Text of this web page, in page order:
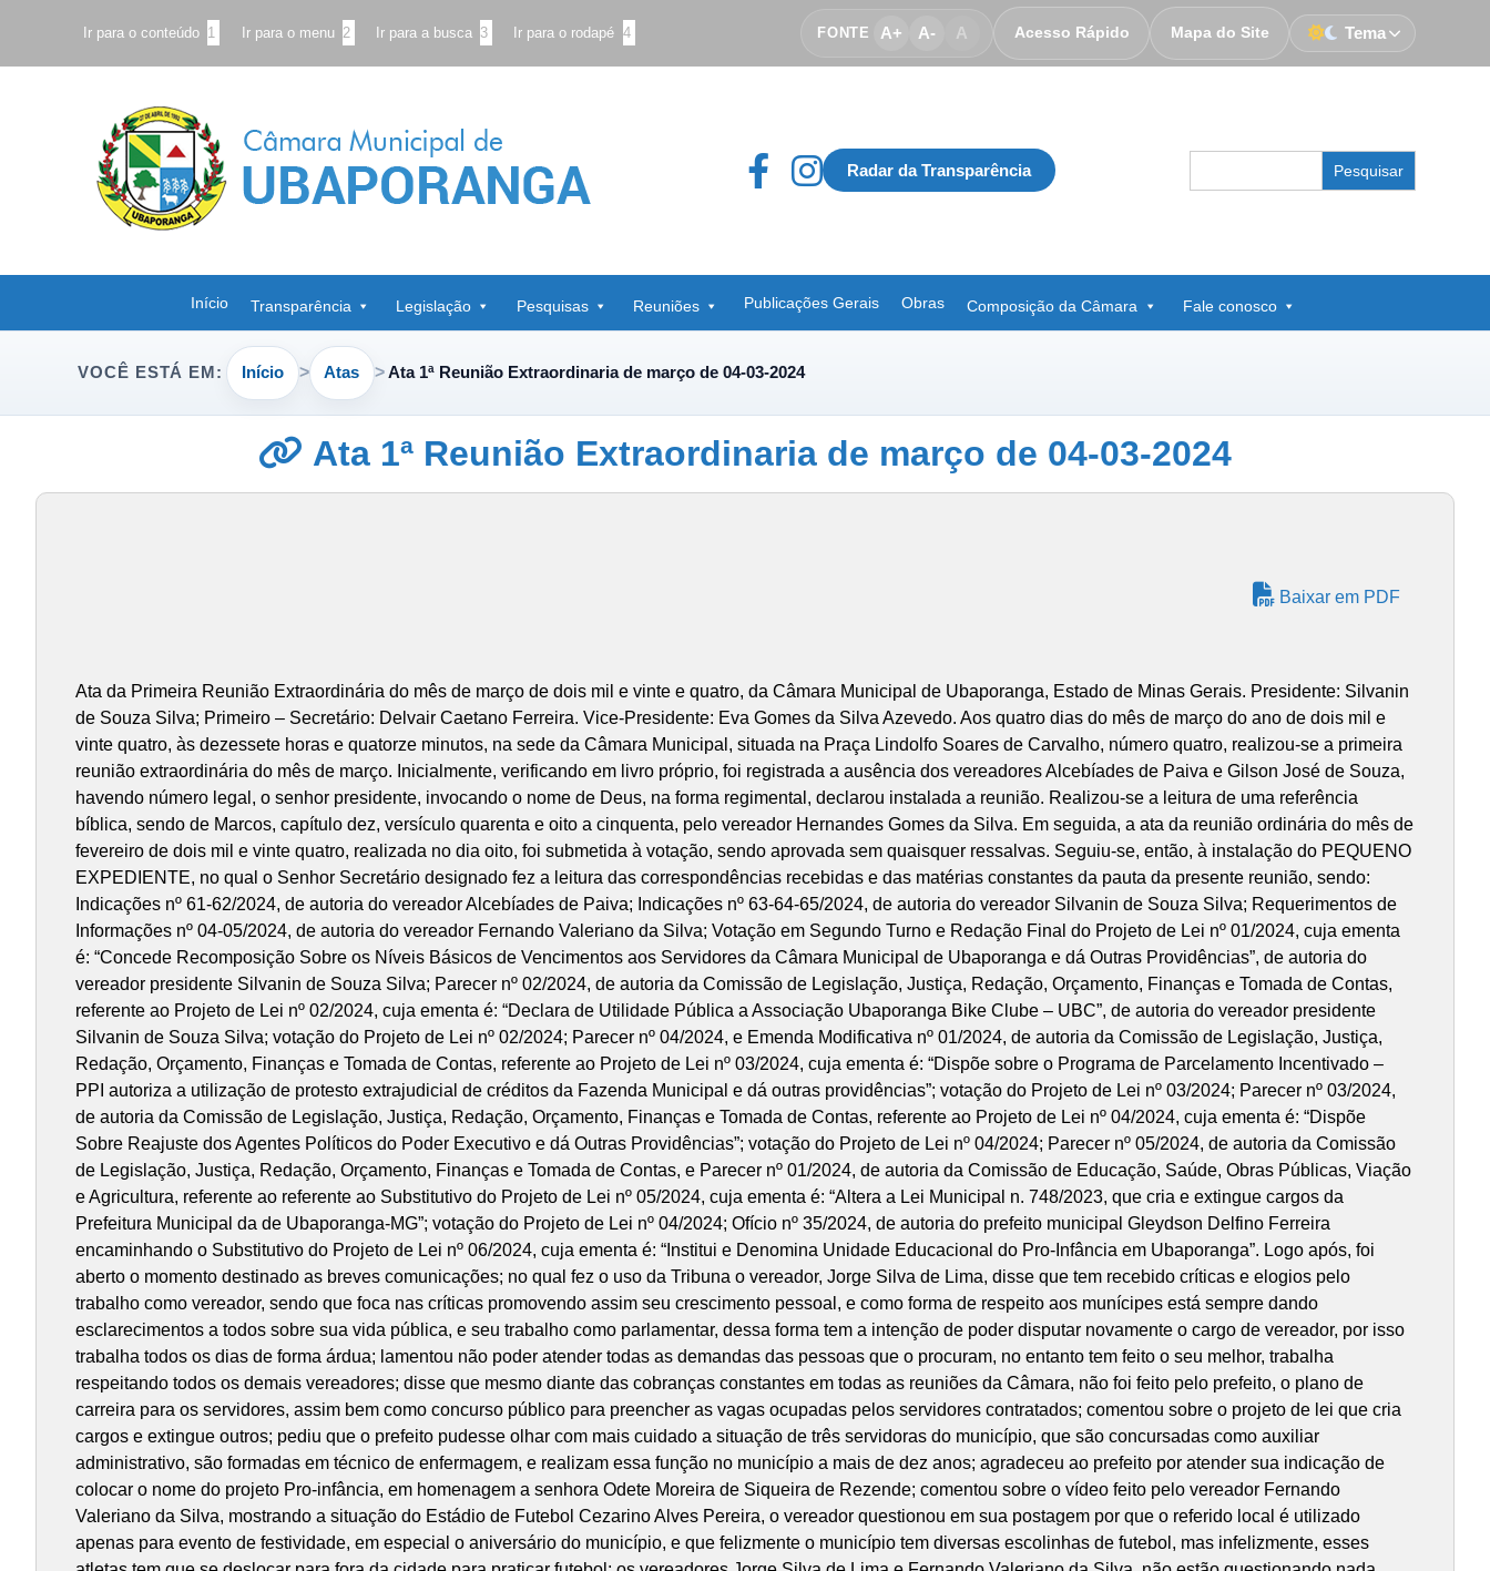
Ir para o conteúdo 1 Ir para o menu 2 Ir para a busca 3 Ir para o rodapé 4 FONTE A+ A- A Acesso Rápido Mapa do Site Tema
Radar da Transparência
for:
Início Transparência Legislação Pesquisas Reuniões Publicações Gerais Obras Composição da Câmara Fale conosco
VOCÊ ESTÁ EM: Início Atas Ata 1ª Reunião Extraordinaria de março de 04-03-2024
Ata 1ª Reunião Extraordinaria de março de 04-03-2024
Baixar em PDF
Ata da Primeira Reunião Extraordinária do mês de março de dois mil e vinte e quatro, da Câmara Municipal de Ubaporanga, Estado de Minas Gerais. Presidente: Silvanin de Souza Silva; Primeiro – Secretário: Delvair Caetano Ferreira. Vice-Presidente: Eva Gomes da Silva Azevedo. Aos quatro dias do mês de março do ano de dois mil e vinte quatro, às dezessete horas e quatorze minutos, na sede da Câmara Municipal, situada na Praça Lindolfo Soares de Carvalho, número quatro, realizou-se a primeira reunião extraordinária do mês de março. Inicialmente, verificando em livro próprio, foi registrada a ausência dos vereadores Alcebíades de Paiva e Gilson José de Souza, havendo número legal, o senhor presidente, invocando o nome de Deus, na forma regimental, declarou instalada a reunião. Realizou-se a leitura de uma referência bíblica, sendo de Marcos, capítulo dez, versículo quarenta e oito a cinquenta, pelo vereador Hernandes Gomes da Silva. Em seguida, a ata da reunião ordinária do mês de fevereiro de dois mil e vinte quatro, realizada no dia oito, foi submetida à votação, sendo aprovada sem quaisquer ressalvas. Seguiu-se, então, à instalação do PEQUENO EXPEDIENTE, no qual o Senhor Secretário designado fez a leitura das correspondências recebidas e das matérias constantes da pauta da presente reunião, sendo: Indicações nº 61-62/2024, de autoria do vereador Alcebíades de Paiva; Indicações nº 63-64-65/2024, de autoria do vereador Silvanin de Souza Silva; Requerimentos de Informações nº 04-05/2024, de autoria do vereador Fernando Valeriano da Silva; Votação em Segundo Turno e Redação Final do Projeto de Lei nº 01/2024, cuja ementa é: “Concede Recomposição Sobre os Níveis Básicos de Vencimentos aos Servidores da Câmara Municipal de Ubaporanga e dá Outras Providências”, de autoria do vereador presidente Silvanin de Souza Silva; Parecer nº 02/2024, de autoria da Comissão de Legislação, Justiça, Redação, Orçamento, Finanças e Tomada de Contas, referente ao Projeto de Lei nº 02/2024, cuja ementa é: “Declara de Utilidade Pública a Associação Ubaporanga Bike Clube – UBC”, de autoria do vereador presidente Silvanin de Souza Silva; votação do Projeto de Lei nº 02/2024; Parecer nº 04/2024, e Emenda Modificativa nº 01/2024, de autoria da Comissão de Legislação, Justiça, Redação, Orçamento, Finanças e Tomada de Contas, referente ao Projeto de Lei nº 03/2024, cuja ementa é: “Dispõe sobre o Programa de Parcelamento Incentivado – PPI autoriza a utilização de protesto extrajudicial de créditos da Fazenda Municipal e dá outras providências”; votação do Projeto de Lei nº 03/2024; Parecer nº 03/2024, de autoria da Comissão de Legislação, Justiça, Redação, Orçamento, Finanças e Tomada de Contas, referente ao Projeto de Lei nº 04/2024, cuja ementa é: “Dispõe Sobre Reajuste dos Agentes Políticos do Poder Executivo e dá Outras Providências”; votação do Projeto de Lei nº 04/2024; Parecer nº 05/2024, de autoria da Comissão de Legislação, Justiça, Redação, Orçamento, Finanças e Tomada de Contas, e Parecer nº 01/2024, de autoria da Comissão de Educação, Saúde, Obras Públicas, Viação e Agricultura, referente ao referente ao Substitutivo do Projeto de Lei nº 05/2024, cuja ementa é: “Altera a Lei Municipal n. 748/2023, que cria e extingue cargos da Prefeitura Municipal da de Ubaporanga-MG”; votação do Projeto de Lei nº 04/2024; Ofício nº 35/2024, de autoria do prefeito municipal Gleydson Delfino Ferreira encaminhando o Substitutivo do Projeto de Lei nº 06/2024, cuja ementa é: “Institui e Denomina Unidade Educacional do Pro-Infância em Ubaporanga”. Logo após, foi aberto o momento destinado as breves comunicações; no qual fez o uso da Tribuna o vereador, Jorge Silva de Lima, disse que tem recebido críticas e elogios pelo trabalho como vereador, sendo que foca nas críticas promovendo assim seu crescimento pessoal, e como forma de respeito aos munícipes está sempre dando esclarecimentos a todos sobre sua vida pública, e seu trabalho como parlamentar, dessa forma tem a intenção de poder disputar novamente o cargo de vereador, por isso trabalha todos os dias de forma árdua; lamentou não poder atender todas as demandas das pessoas que o procuram, no entanto tem feito o seu melhor, trabalha respeitando todos os demais vereadores; disse que mesmo diante das cobranças constantes em todas as reuniões da Câmara, não foi feito pelo prefeito, o plano de carreira para os servidores, assim bem como concurso público para preencher as vagas ocupadas pelos servidores contratados; comentou sobre o projeto de lei que cria cargos e extingue outros; pediu que o prefeito pudesse olhar com mais cuidado a situação de três servidoras do município, que são concursadas como auxiliar administrativo, são formadas em técnico de enfermagem, e realizam essa função no município a mais de dez anos; agradeceu ao prefeito por atender sua indicação de colocar o nome do projeto Pro-infância, em homenagem a senhora Odete Moreira de Siqueira de Rezende; comentou sobre o vídeo feito pelo vereador Fernando Valeriano da Silva, mostrando a situação do Estádio de Futebol Cezarino Alves Pereira, o vereador questionou em sua postagem por que o referido local é utilizado apenas para evento de festividade, em especial o aniversário do município, e que felizmente o município tem diversas escolinhas de futebol, mas infelizmente, esses atletas tem que se deslocar para fora da cidade para praticar futebol; os vereadores Jorge Silva de Lima e Fernando Valeriano da Silva, não estão questionando nada contra o proprietário do campo, estão querendo saber sobre a situação do convênio entre o Esporte Clube São Domingos e o município de Ubaporanga, já que outras instituições não podem ter acesso aquele imóvel, sendo que uma vez pago com dinheiro público, todos cidadãos no contexto democrático tem direito de usufruir, esse é o questionamento apresentado por eles; informa que já foi feito pedido de informação por essa Casa, o pedido de número três, do ano de dois mil e vinte e três; solicitou que o poder executivo informasse ao legislativo se o município possui convênio com o Esporte Clube São Domingos, em caso positivo que seja informado valor e vigência do convênio e por último, forneça cópia integral do convênio, o referido pedido de informação foi assinado pelos seguintes vereadores, Jorge Silva de Lima, Delvair Caetano Correa, Eva Gomes da Silva Azevedo, Sebastião Mártir de Lima, Silvanin de Souza Silva, esse pedido de informação, fez aniversário em sete de fevereiro de dois mil e vinte quatro; deixou bem claro o seu trabalho e do vereador Fernando Valeriano da Silva, em representar o trabalho feito pelas pessoas que trabalham com esporte, retirando as crianças e os jovens das ruas, mas que infelizmente não tem onde desenvolver esse trabalho, se tiver convênio é preciso dar acesso a todos os atletas, se não tiver convênio, não precisa responder. Aparte o vereador Presidente da casa Silvanin de Souza Silva, disse que todos os pedidos de informações protocolados nessa Casa, são disponibilizados aos vereadores e, eles têm acesso ao fórum, ao Ministério Público, para fazer denúncias, pois ele como presidente, não está aqui para segurar bomba ou proteger prefeito, que cada vereador pegue seu requerimento de informação não respondido e encaminhe ao Ministério Público, já que o prefeito não respondeu. Retomando a palavra, o vereador Jorge Silva de Lima, disse que não entendeu o esclarecimento do presidente. O vereador presidente Silvanin de Souza Silva reiterou as palavras, dizendo que todo pedido não respondido em tempo hábil, o vereador autor do pedido, deveria procurar o Ministério Público. Retomando a palavra o vereador Jorge Silva de Lima, disse que o eleitor, a partir da eleição deste ano, deveria votar na Instituição Ministério Público, porque a Câmara é a voz do povo em representação; agradeceu a Deus por ainda ter onde recorrer, ou seja, o Ministério Público, mas a Câmara de Vereadores tem o poder de agir de forma mais rápida, que o referido órgão, já que tem processos que não foram votados pela Casa de leis municipal, que foram encaminhados ao Ministério Público, que talvez tenha alguma resposta dentro de dez a quinze anos, como foi na gestão passada uma CPI do Oxigênio, que até hoje não foi averiguado; quando o povo elege o vereador, é pra defendê-lo, lá fora, essa questão foi levantada essa semana pelo vereador Fenando Valeriano da Silva, por isso o vereador Jorge Silva de Lima, quis lembrar a essa Casa do pedido de informação já existente; comentou ainda que o vereador está aqui para defender o povo, e o Ministério Público para representar toda uma classe social; agradeceu ao presidente, pelas palavras; agradeceu ao prefeito por ter atendido o clamor, e feito o repasse financeiro as seguintes instituições, sendo que os empenhos foram realizados no ano passado, dinheiro devolvido na gestão do Vereador Fernando Valeriano da Silva, como presidente da Casa de Leis; disse que esteve conversando com Luciano, Tião, Dona Bete, o dinheiro está na conta; disse que o povo assiste o trabalho da Casa, e que as visualizações dos vídeos, das reuniões, têm alcançado cerca de quase mil visualizações, o povo tem visto e cobrado. Logo após, fez uso da palavra o vereador Fernando Valeriano da Silva, disse que a cerca de duas semanas, fez um vídeo mostrando problemas na rede de esgoto da Rua Durica de Rezende, e que hoje os funcionários da prefeitura estiveram trabalhando para sanar o problema; constatou que essa nova forma de abordagem dos problemas do município, em forma de vídeos, tem dado resultados, já que os moradores disseram que o esgoto estava aberto há cerca de dois meses; disse que as reuniões da Câmara o povo assiste pra lá, sem muito interesse, no entanto os vídeos tem uma repercussão e visualização maior, pois é mostrado a realidade de Ubaporanga, tem muitos vídeos para serem publicados e muitos para serem gravados, pois, o município não é a maravilha que eles tentam demonstrar; quanto aos pedidos de informaçõe